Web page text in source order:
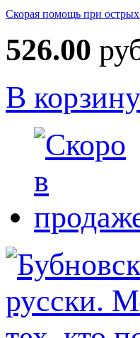
Скорая помощь при
526.00
В корзину